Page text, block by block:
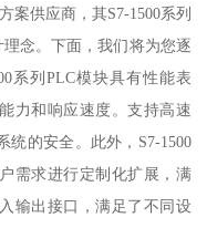
供应商，其S7-1500系列
念。下面，我们将为您逐
系列PLC模块具有性能表
力和响应速度。支持高速
统的安全。此外，S7-1500
需求进行定制化扩展，满
输出接口，满足了不同设